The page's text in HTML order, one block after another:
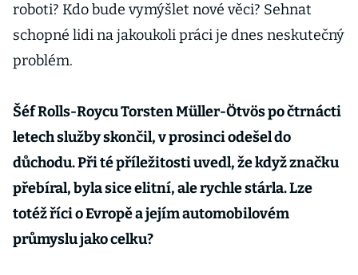
roboti? Kdo bude vymýšlet nové věci? Sehnat
schopné lidi na jakoukoli práci je dnes neskutečný
problém.
Šéf Rolls-Roycu Torsten Müller-Ötvös po čtrnácti
letech služby skončil, v prosinci odešel do
důchodu. Při té příležitosti uvedl, že když značku
přebíral, byla sice elitní, ale rychle stárla. Lze
totéž říci o Evropě a jejím automobilovém
průmyslu jako celku?